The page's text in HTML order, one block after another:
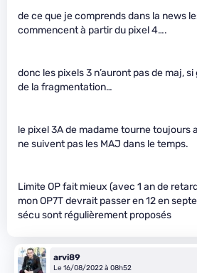
de ce que je comprends dans la news
commencent à partir du pixel 4….
donc les pixels 3 n’auront pas de maj,
de la fragmentation…
le pixel 3A de madame tourne toujours
ne suivent pas les MAJ dans le temps.
Limite OP fait mieux (avec 1 an de
mon OP7T devrait passer en 12 en
sécu sont régulièrement proposés
arvi89
Le 16/08/2022 à 08h52